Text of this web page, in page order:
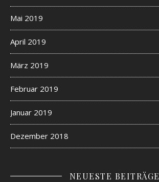
Mai 2019
April 2019
März 2019
Februar 2019
Januar 2019
Dezember 2018
NEUESTE BEITRÄGE